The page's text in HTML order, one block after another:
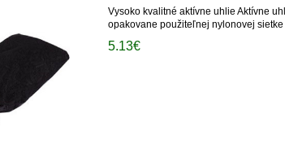
Vysoko kvalitné aktívne uhlie Aktívne
opakovane použiteľnej nylonovej
5.13€